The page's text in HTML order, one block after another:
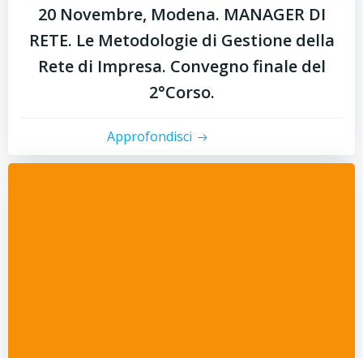
20 Novembre, Modena. MANAGER DI
RETE. Le Metodologie di Gestione della
Rete di Impresa. Convegno finale del
2°Corso.
Approfondisci